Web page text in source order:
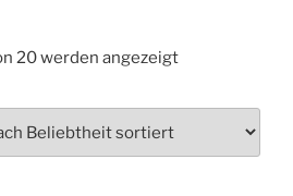
20 werden angezeigtNach
sortiert